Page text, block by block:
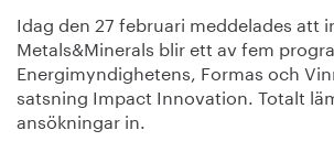
Idag den 27 februari meddelades att
Metals&Minerals blir ett av fem
Energimyndighetens, Formas och
satsning Impact Innovation. Totalt
ansökningar in.